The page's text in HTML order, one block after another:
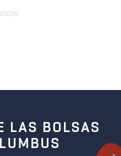
LAS BOLSAS